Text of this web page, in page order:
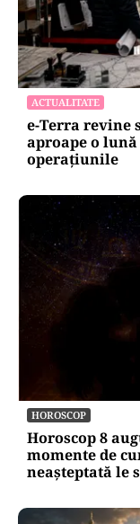
ACTUALITATE
e-Terra revine
aproape o
operațiunile
HOROSCOP
Horoscop 8
momente de
neașteptată le